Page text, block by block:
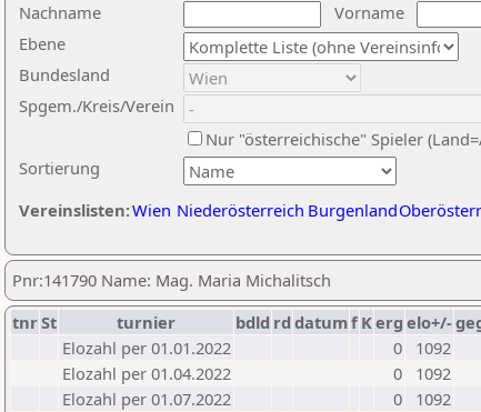
Nachname
Vorname
Ebene
Sortierung
Bundesland
Spgem./Kreis/Verein
Nur "österreichische" Spieler
Vereinslisten:Wien Niederösterreich Burgenland
Pnr:141790 Name: Mag. Maria Michalitsch
tnrSt turnier bdld rd datumf Kerg elo+/-
Elozahl per 01.01.2022
0
1092
Elozahl per 01.04.2022
0
1092
Elozahl per 01.07.2022
0
1092